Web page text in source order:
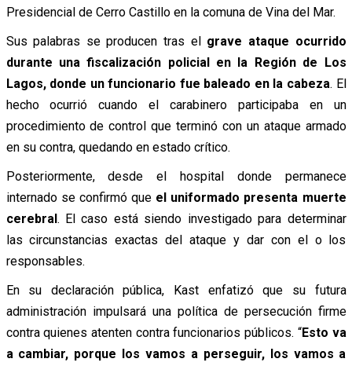
Presidencial de Cerro Castillo en la comuna de Vina del Mar.
Sus palabras se producen tras elgrave ataque ocurrido
durante una fiscalización policial en la Región de Los
Lagos, donde un funcionario fue baleado en la cabeza. El
hecho ocurrió cuando el carabinero participaba en un
procedimiento de control que terminó con un ataque armado
en su contra, quedando en estado crítico.
Posteriormente, desde el hospital donde permanece
internado se confirmó queel uniformado presenta muerte
cerebral. El caso está siendo investigado para determinar
las circunstancias exactas del ataque y dar con el o los
responsables.
En su declaración pública, Kast enfatizó que su futura
administración impulsará una política de persecución firme
contra quienes atenten contra funcionarios públicos. “Esto va
a cambiar, porque los vamos a perseguir, los vamos a